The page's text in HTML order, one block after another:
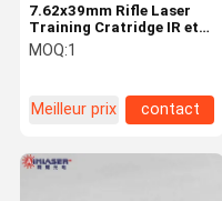
7.62x39mm Rifle Laser
Training Cratridge IR et
Red Laser Simulation
Shooting Bullet pour
MOQ:1
Meilleur prix contact